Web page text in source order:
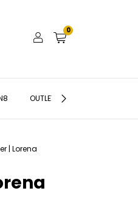
0
OUTLET
| Lorena